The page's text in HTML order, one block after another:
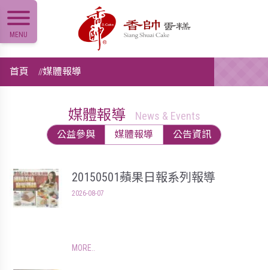
MENU
首頁 媒體報導
媒體報導 News & Events
公益參與 媒體報導 公告資訊
20150501蘋果日報系列報導
2026-08-07
MORE